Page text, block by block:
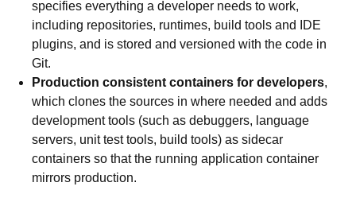
specifies everything a developer needs to work,
including repositories, runtimes, build tools and IDE
plugins, and is stored and versioned with the code in
Git.
Production consistent containers for developers,
which clones the sources in where needed and adds
development tools (such as debuggers, language
servers, unit test tools, build tools) as sidecar
containers so that the running application container
mirrors production.